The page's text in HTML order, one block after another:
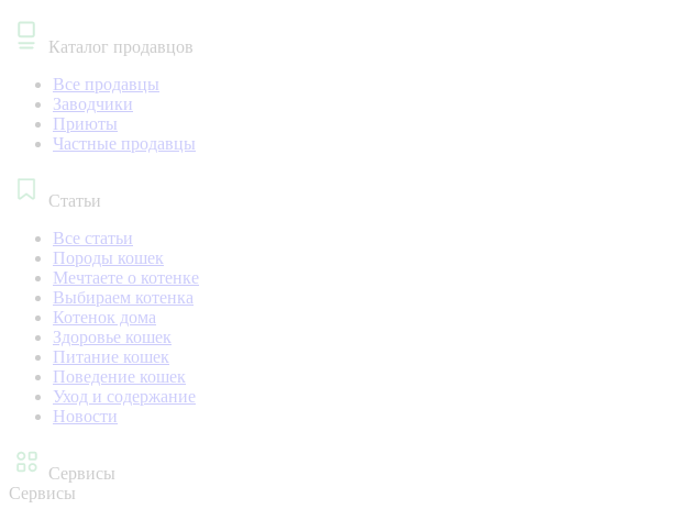
Каталог продавцов
Все продавцы
Заводчики
Приюты
Частные продавцы
Статьи
Все статьи
Породы кошек
Мечтаете о котенке
Выбираем котенка
Котенок дома
Здоровье кошек
Питание кошек
Поведение кошек
Уход и содержание
Новости
Сервисы
Сервисы